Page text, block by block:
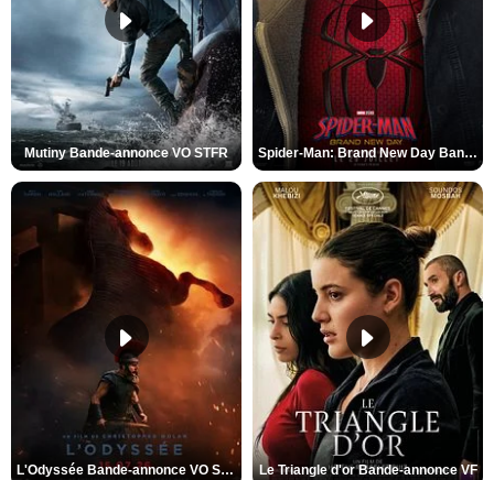
Mutiny Bande-annonce VO STFR Spider-Man: Brand New Day Bande-annonce VO STFR
L'Odyssée Bande-annonce VO STFR Le Triangle d'or Bande-annonce VF